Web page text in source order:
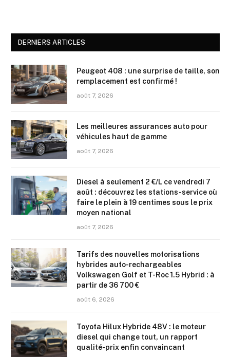
DERNIERS ARTICLES
Peugeot 408 : une surprise de taille, son
remplacement est confirmé !
août 7, 2026
Les meilleures assurances auto pour
véhicules haut de gamme
août 7, 2026
Diesel à seulement 2 €/L ce vendredi 7
août : découvrez les stations-service où
faire le plein à 19 centimes sous le prix
moyen national
août 7, 2026
Tarifs des nouvelles motorisations
hybrides auto-rechargeables
Volkswagen Golf et T-Roc 1.5 Hybrid : à
partir de 36 700 €
août 6, 2026
Toyota Hilux Hybride 48V : le moteur
diesel qui change tout, un rapport
qualité-prix enfin convaincant